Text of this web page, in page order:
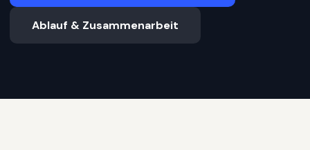
Ablauf & Zusammenarbeit